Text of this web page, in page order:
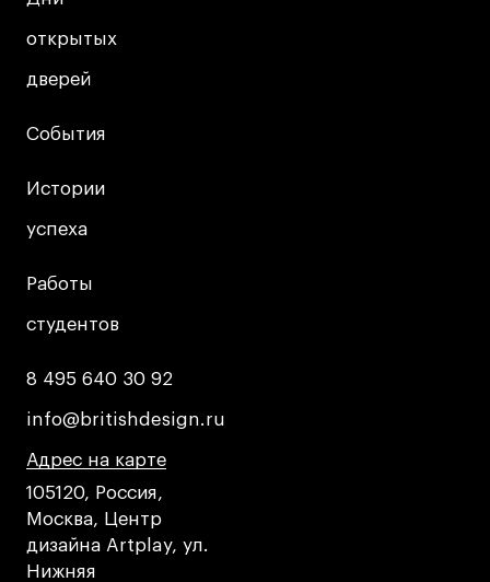
открытых
дверей
открытых
дверей
События
События
Истории
успеха
Истории
успеха
Работы
студентов
Работы
студентов
8 495 640 30 92
8 495 640 30 92
info@britishdesign.ru
info@britishdesign.ru
Адрес на карте
Адрес на карте
Адрес на карте
105120, Россия,
Москва, Центр
дизайна Artplay, ул.
Нижняя